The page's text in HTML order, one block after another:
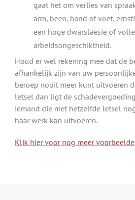
gaat het om verlies van
arm, been, hand of voet,
een hoge dwarslaesie of
arbeidsongeschiktheid.
Houd er wel rekening mee dat de
afhankelijk zijn van uw
beroep nooit meer kunt uitvoeren
letsel dan ligt de
iemand die met hetzelfde letsel
haar werk kan uitvoeren.
Klik hier voor nog meer